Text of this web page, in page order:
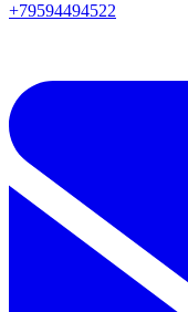
+79594494522